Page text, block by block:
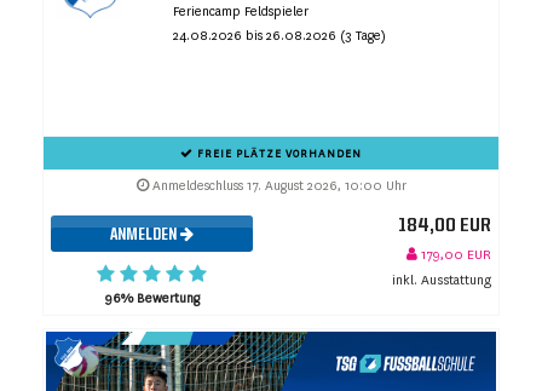
Feriencamp Feldspieler
24.08.2026 bis 26.08.2026 (3 Tage)
FREIE PLÄTZE VORHANDEN
Anmeldeschluss 17. August 2026, 10:00 Uhr
ANMELDEN
96% Bewertung
184,00 EUR
179,00 EUR
inkl. Ausstattung